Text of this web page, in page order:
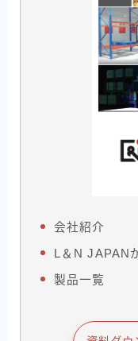
会社紹介
L＆N JAPAN
製品一覧